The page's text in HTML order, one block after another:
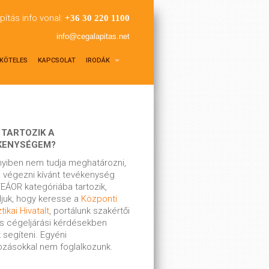
info vonal: +36 30 220 1100
info@cegalapitas.net
KAPCSOLAT IRODÁK
A
nem tudja meghatározni,
végezni kívánt tevékenység
kategóriába tartozik,
hogy keresse a Központi
Hivatalt, portálunk szakértői
cégeljárási kérdésekben
segíteni. Egyéni
nem foglalkozunk.